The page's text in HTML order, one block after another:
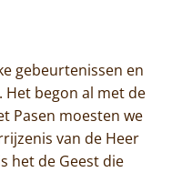
gebeurtenissen en
Het begon al met de
Pasen moesten we
van de Heer
het de Geest die